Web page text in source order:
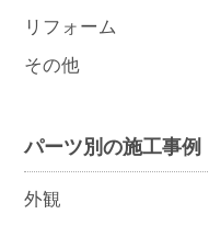
リフォーム
その他
パーツ別の施工事例
外観